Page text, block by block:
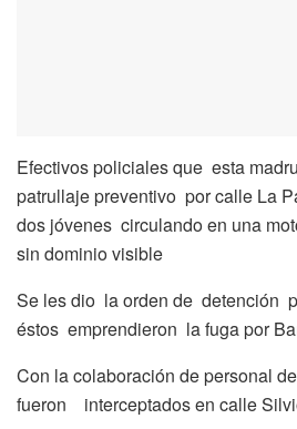
Efectivos policiales que esta
patrullaje preventivo por calle La
dos jóvenes circulando en una
sin dominio visible
Se les dio la orden de detención
éstos emprendieron la fuga por
Con la colaboración de personal
fueron interceptados en calle